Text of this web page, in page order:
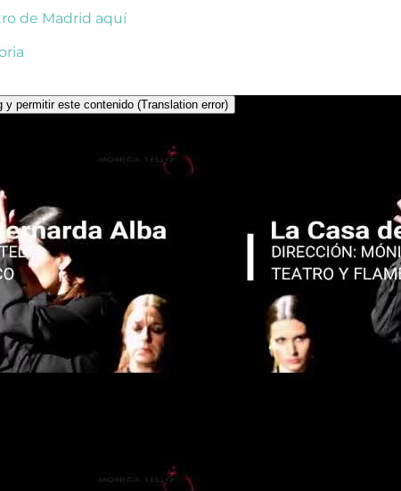
de Madrid aquí
permitir este contenido (Translation error)